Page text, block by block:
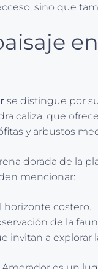
sino que
se distingue por
caliza, que
y arbustos
dorada de la
mencionar:
horizonte costero.
de la
invitan a explorar